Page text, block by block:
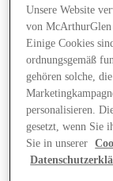
Unsere Website
von McArthurGlen
Einige Cookies
ordnungsgemäß
gehören solche,
personalisieren.
gesetzt, wenn Sie
Sie in unserer